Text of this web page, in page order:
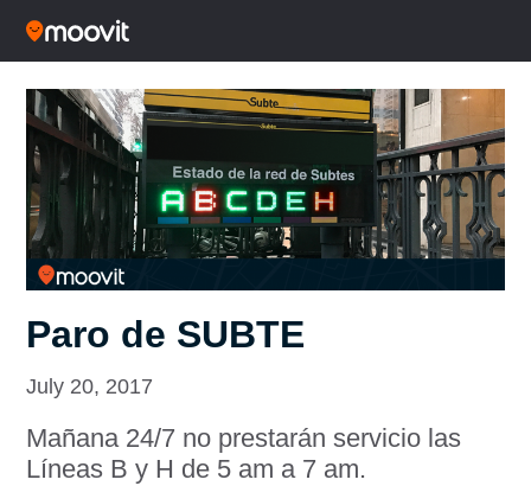
Paro de SUBTE
July 20, 2017
Mañana 24/7 no prestarán servicio las
Líneas B y H de 5 am a 7 am.